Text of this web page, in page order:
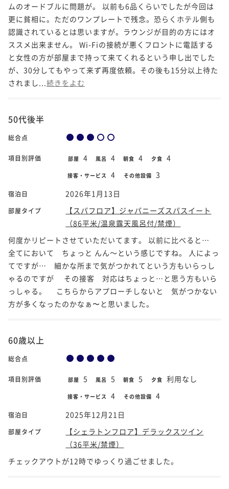
ムのオードブルに問題が。 以前も6品くらいでしたが今回は
更に貧相に。ただのワンプレートで残念。恐らくホテル側も
認識されているとは思いますが。ラウンジが目的の方にはオ
ススメ出来ません。 Wi-Fiの接続が悪くフロントに電話する
と女性の方が部屋まで持って来てくれるという申し出でした
が、30分してもやって来ず再度依頼。その後も15分以上待た
されまし... 続きをよむ
50代後半
総合点
項目別評価 部屋 4 風呂 4 朝食 4 夕食 4
接客・サービス 4 その他設備 3
宿泊日 2026年1月13日
部屋タイプ
【スパフロア】ジャパニーズスパスイート
（86平米/温泉露天風呂付/禁煙）
何度かリピートさせていただいてます。 以前に比べると…
全てにおいて ちょっと んん～という感じですね。 人によっ
てですが… 細かな所まで気がつかれてという方もいらっし
ゃるのですが その接客 対応はちょっと…と思う方もいら
っしゃる。 こちらからアプローチしないと 気がつかない
方が多くなったのかなぁ〜と思いました。
60歳以上
総合点
項目別評価 部屋 5 風呂 5 朝食 5 夕食 利用なし
接客・サービス 4 その他設備 4
宿泊日 2025年12月21日
部屋タイプ
【シェラトンフロア】デラックスツイン
（36平米/禁煙）
チェックアウトが12時でゆっくり過ごせました。